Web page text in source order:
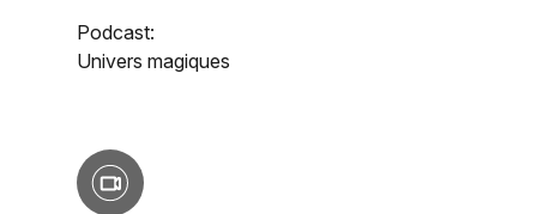
Podcast:
Univers magiques